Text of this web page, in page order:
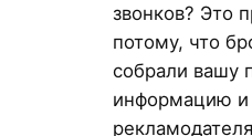
звонков? Это
потому, что
собрали вашу
информацию и